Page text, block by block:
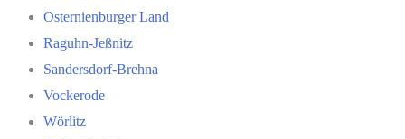
Osternienburger Land
Raguhn-Jeßnitz
Sandersdorf-Brehna
Vockerode
Wörlitz